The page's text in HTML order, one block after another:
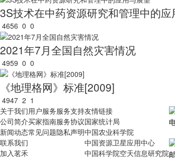
3S技术在中药资源研究和管理中的应
4656 0 0
2021年7月全国自然灾害情况
4959 0 0
《地理格网》标准[2009]
4947 2 1
关于我们
公司简介
新闻动态
联系我们
加入茗禾
用户服务
买家指南
常见问题
服务支持
服务协议
隐私声明
友情链接
国家统计局
中国农业科学院
中国资源卫星应用中心
中国科学院空天信息研究院